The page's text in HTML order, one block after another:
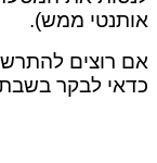
אותנטי ממש).
אם רוצים
כדאי לבקר